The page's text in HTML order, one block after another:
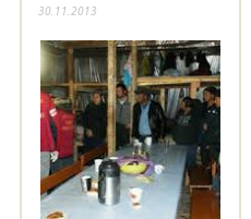
30.11.2013